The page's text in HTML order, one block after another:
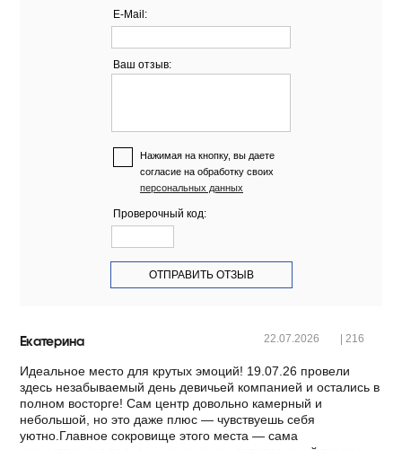
E-Mail:
Ваш отзыв:
Нажимая на кнопку, вы даете
согласие на обработку своих
персональных данных
Проверочный код:
Екатерина 22.07.2026 216
Идеальное место для крутых эмоций! 19.07.26 провели
здесь незабываемый день девичьей компанией и остались в
полном восторге! Сам центр довольно камерный и
небольшой, но это даже плюс — чувствуешь себя
уютно.Главное сокровище этого места — сама